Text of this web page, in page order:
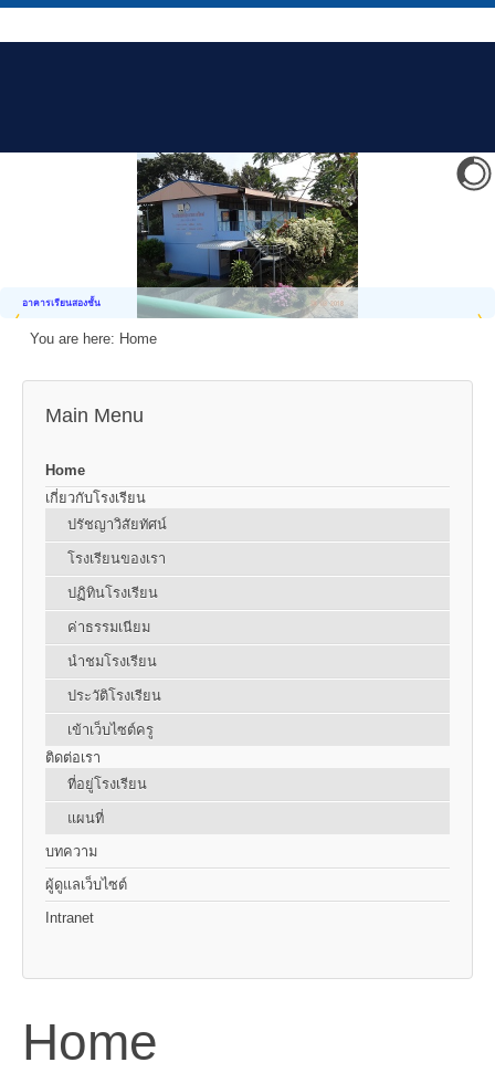
อาคารเรียนสองชั้น
You are here: Home
Main Menu
Home
เกี่ยวกับโรงเรียน
ปรัชญาวิสัยทัศน์
โรงเรียนของเรา
ปฏิทินโรงเรียน
ค่าธรรมเนียม
นำชมโรงเรียน
ประวัติโรงเรียน
เข้าเว็บไซต์ครู
ติดต่อเรา
ที่อยู่โรงเรียน
แผนที่
บทความ
ผู้ดูแลเว็บไซต์
Intranet
Home